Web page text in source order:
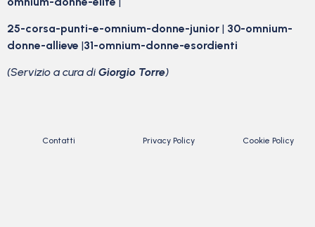
25-corsa-punti-e-omnium-donne-junior | 30-omnium-
donne-allieve |31-omnium-donne-esordienti
(Servizio a cura di Giorgio Torre)
Contatti Privacy Policy Cookie Policy